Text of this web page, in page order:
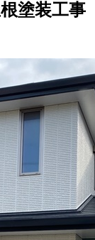
塗装工事